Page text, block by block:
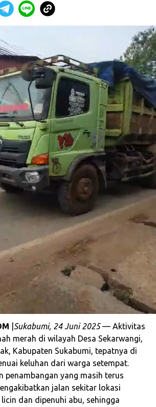
Sukabumi, 24 Juni 2025— Aktivitas
merah di wilayah Desa Sekarwangi,
Kabupaten Sukabumi, tepatnya di
keluhan dari warga setempat.
penambangan yang masih terus
jalan sekitar lokasi
dan dipenuhi abu, sehingga